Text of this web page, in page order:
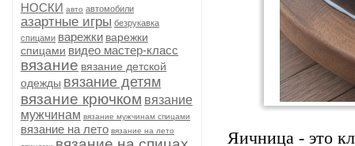
НОСКИ авто автомобили
азартные игры безрукавка
спицами варежки варежки
спицами видео мастер-класс
вязание вязание детской
одежды вязание детям
вязание крючком вязание
мужчинам вязание мужчинам спицами
вязание на лето вязание на лето
Яичница - это